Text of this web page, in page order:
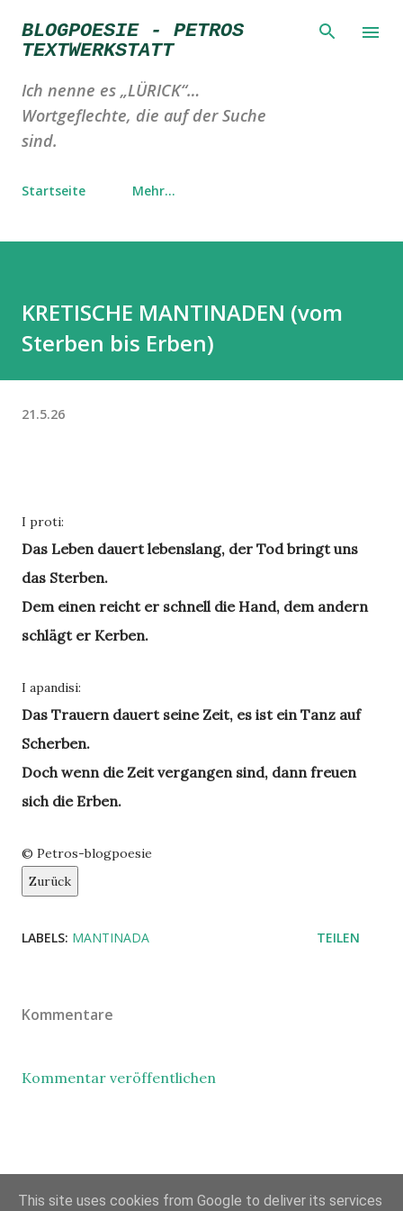
Direkt zum Hauptbereich
BLOGPOESIE - PETROS
TEXTWERKSTATT
Ich nenne es „LÜRICK“…
Wortgeflechte, die auf der Suche
sind.
Startseite Mehr…
KRETISCHE MANTINADEN (vom
Sterben bis Erben)
21.5.26
I proti:
Das Leben dauert lebenslang, der Tod bringt uns
das Sterben.
Dem einen reicht er schnell die Hand, dem andern
schlägt er Kerben.
I apandisi:
Das Trauern dauert seine Zeit, es ist ein Tanz auf
Scherben.
Doch wenn die Zeit vergangen sind, dann freuen
sich die Erben.
© Petros-blogpoesie
Zurück
LABELS: MANTINADA TEILEN
Kommentare
Kommentar veröffentlichen
Powered by Blogger
This site uses cookies from Google to deliver its services